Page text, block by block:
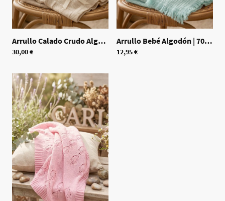
Arrullo Calado Crudo Algodón |70521
30,00 €
Arrullo Bebé Algodón | 70520
12,95 €